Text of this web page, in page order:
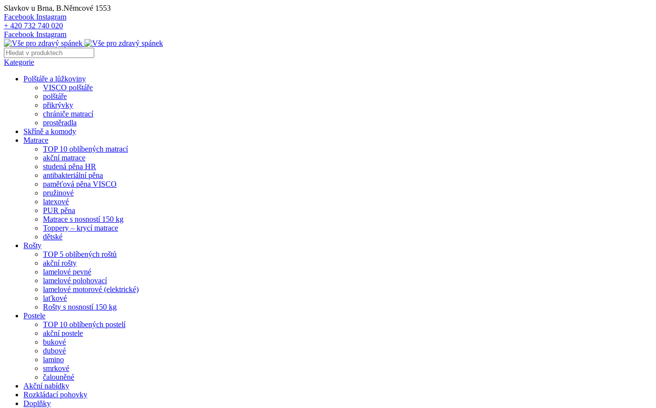
Slavkov u Brna, B.Němcové 1553
Facebook Instagram
+ 420 732 740 020
Facebook Instagram
Kategorie
Polštáře a lůžkoviny
VISCO polštáře
polštáře
přikrývky
chrániče matrací
prostěradla
Skříně a komody
Matrace
TOP 10 oblíbených matrací
akční matrace
studená pěna HR
antibakteriální pěna
paměťová pěna VISCO
pružinové
latexové
PUR pěna
Matrace s nosností 150 kg
Toppery – krycí matrace
dětské
Rošty
TOP 5 oblíbených roštů
akční rošty
lamelové pevné
lamelové polohovací
lamelové motorové (elektrické)
laťkové
Rošty s nosností 150 kg
Postele
TOP 10 oblíbených postelí
akční postele
bukové
dubové
lamino
smrkové
čalouněné
Akční nabídky
Rozkládací pohovky
Doplňky